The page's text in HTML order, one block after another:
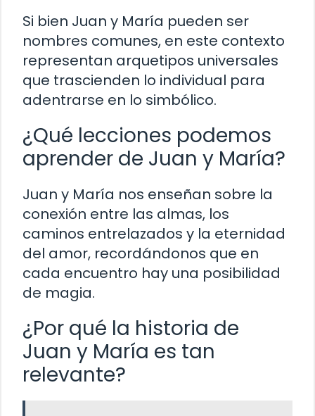
Si bien Juan y María pueden ser
nombres comunes, en este contexto
representan arquetipos universales
que trascienden lo individual para
adentrarse en lo simbólico.
¿Qué lecciones podemos
aprender de Juan y María?
Juan y María nos enseñan sobre la
conexión entre las almas, los
caminos entrelazados y la eternidad
del amor, recordándonos que en
cada encuentro hay una posibilidad
de magia.
¿Por qué la historia de
Juan y María es tan
relevante?